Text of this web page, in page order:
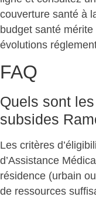
couverture santé à
budget santé
évolutions
FAQ
Quels sont
subsides
Les critères
d’Assistance
résidence (urbain
de ressources